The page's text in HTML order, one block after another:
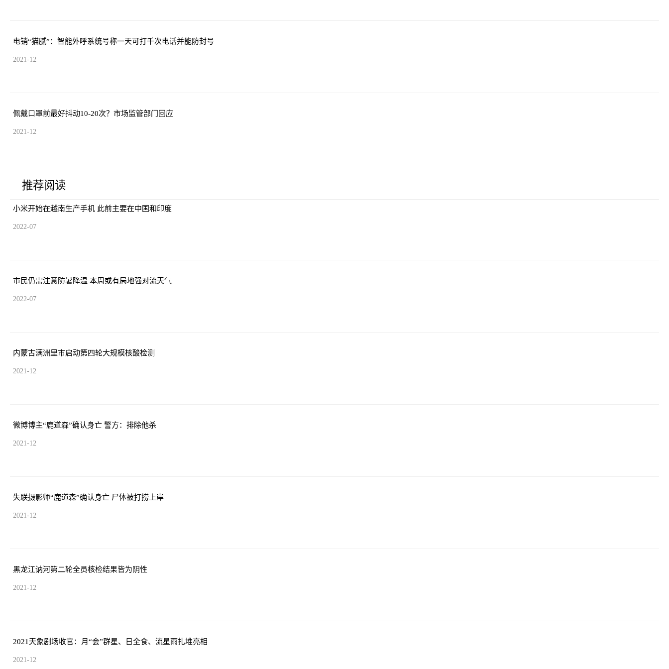
电销“猫腻”：智能外呼系统号称一天可打千次电话并能防封号
2021-12
佩戴口罩前最好抖动10-20次？市场监管部门回应
2021-12
推荐阅读
小米开始在越南生产手机 此前主要在中国和印度
2022-07
市民仍需注意防暑降温 本周或有局地强对流天气
2022-07
内蒙古满洲里市启动第四轮大规模核酸检测
2021-12
微博博主“鹿道森”确认身亡 警方：排除他杀
2021-12
失联摄影师“鹿道森”确认身亡 尸体被打捞上岸
2021-12
黑龙江讷河第二轮全员核检结果皆为阴性
2021-12
2021天象剧场收官：月“会”群星、日全食、流星雨扎堆亮相
2021-12